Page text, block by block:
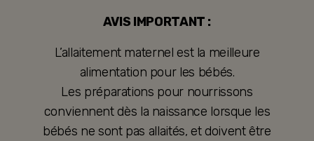
AVIS IMPORTANT :
L’allaitement maternel est la meilleure
alimentation pour les bébés.
Les préparations pour nourrissons
conviennent dès la naissance lorsque les
bébés ne sont pas allaités, et doivent être